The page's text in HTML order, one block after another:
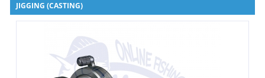
JIGGING (CASTING)